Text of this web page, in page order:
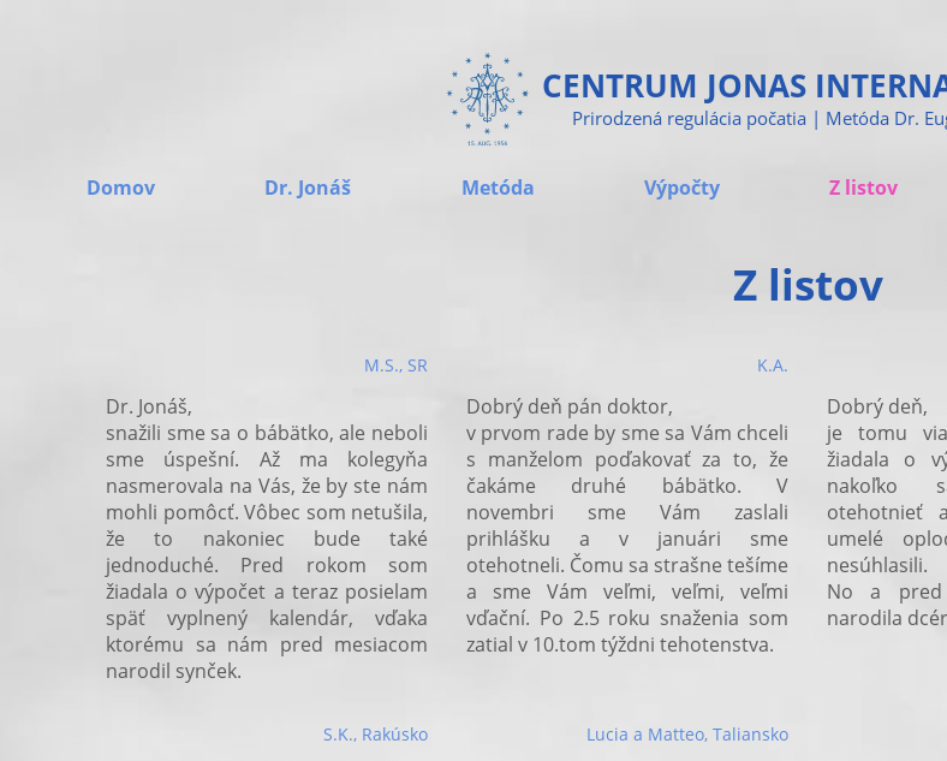
CENTRUM JONAS
Prirodzená regulácia počatia | Metóda Dr.
Domov Dr. Jonáš Metóda Výpočty Z listov
Z listov
M.S., SR
Dr. Jonáš,
snažili sme sa o bábätko, ale neboli
sme úspešní. Až ma kolegyňa
nasmerovala na Vás, že by ste nám
mohli pomôcť. Vôbec som netušila,
že to nakoniec bude také
jednoduché. Pred rokom som
žiadala o výpočet a teraz posielam
späť vyplnený kalendár, vďaka
ktorému sa nám pred mesiacom
narodil synček.
K.A.
Dobrý deň pán doktor,
v prvom rade by sme sa Vám chceli
s manželom poďakovať za to, že
čakáme druhé bábätko. V
novembri sme Vám zaslali
prihlášku a v januári sme
otehotneli. Čomu sa strašne tešíme
a sme Vám veľmi, veľmi, veľmi
vďační. Po 2.5 roku snaženia som
zatial v 10.tom týždni tehotenstva.
Dobrý deň,
je tomu
žiadala o
nakoľko
otehotnieť
umelé
nesúhlasili.
No a pred
narodila
S.K., Rakúsko Lucia a Matteo, Taliansko